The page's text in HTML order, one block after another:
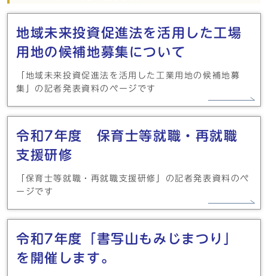
地域未来投資促進法を活用した工場
用地の候補地募集について
「地域未来投資促進法を活用した工業用地の候補地募
集」の記者発表資料のページです
令和7年度 保育士等就職・再就職
支援研修
「保育士等就職・再就職支援研修」の記者発表資料のペ
ージです
令和7年度「書写山もみじまつり」
を開催します。